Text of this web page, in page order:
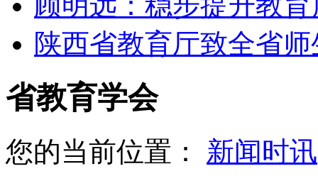
陕西省教育厅致全省
省教育学会
您的当前位置： 新闻时讯